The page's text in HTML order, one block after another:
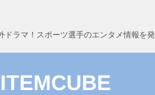
ドラマ！スポーツ選手のエンタメ情報を発